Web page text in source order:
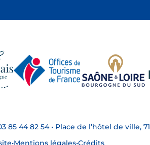
85 44 82 54• Place de l’hôtel de ville,
•Mentions légales•Crédits